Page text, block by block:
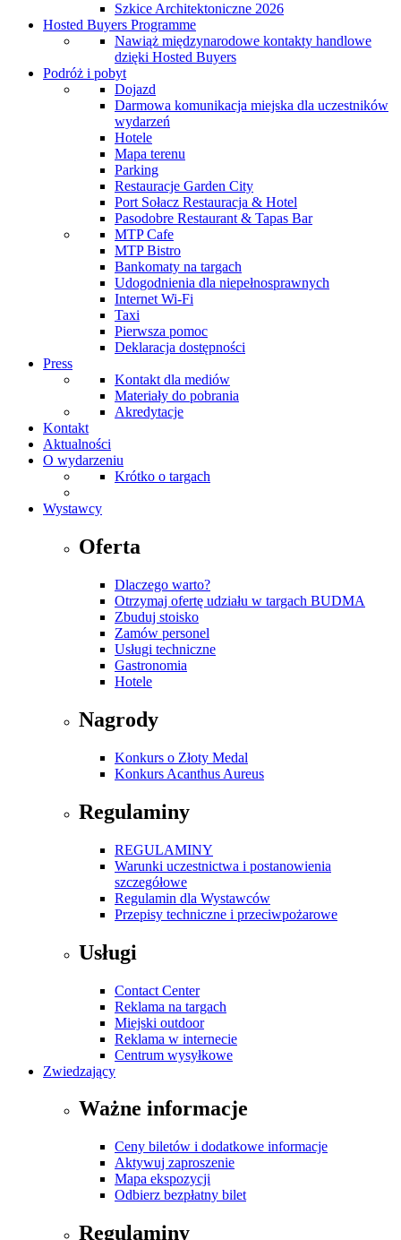
Szkice Architektoniczne 2026
Hosted Buyers Programme
Nawiąż międzynarodowe kontakty handlowe
dzięki Hosted Buyers
Podróż i pobyt
Dojazd
Darmowa komunikacja miejska dla uczestników
wydarzeń
Hotele
Mapa terenu
Parking
Restauracje Garden City
Port Sołacz Restauracja & Hotel
Pasodobre Restaurant & Tapas Bar
MTP Cafe
MTP Bistro
Bankomaty na targach
Udogodnienia dla niepełnosprawnych
Internet Wi-Fi
Taxi
Pierwsza pomoc
Deklaracja dostępności
Press
Kontakt dla mediów
Materiały do pobrania
Akredytacje
Kontakt
Aktualności
O wydarzeniu
Krótko o targach
Wystawcy
Oferta
Dlaczego warto?
Otrzymaj ofertę udziału w targach BUDMA
Zbuduj stoisko
Zamów personel
Usługi techniczne
Gastronomia
Hotele
Nagrody
Konkurs o Złoty Medal
Konkurs Acanthus Aureus
Regulaminy
REGULAMINY
Warunki uczestnictwa i postanowienia
szczegółowe
Regulamin dla Wystawców
Przepisy techniczne i przeciwpożarowe
Usługi
Contact Center
Reklama na targach
Miejski outdoor
Reklama w internecie
Centrum wysyłkowe
Zwiedzający
Ważne informacje
Ceny biletów i dodatkowe informacje
Aktywuj zaproszenie
Mapa ekspozycji
Odbierz bezpłatny bilet
Regulaminy